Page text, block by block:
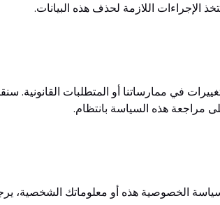
الإجراءات اللازمة لحذف هذه البيانات.
في ممارساتنا أو المتطلبات القانونية.
مراجعة هذه السياسة بانتظام.
الخصوصية هذه أو معلوماتك الشخصية،